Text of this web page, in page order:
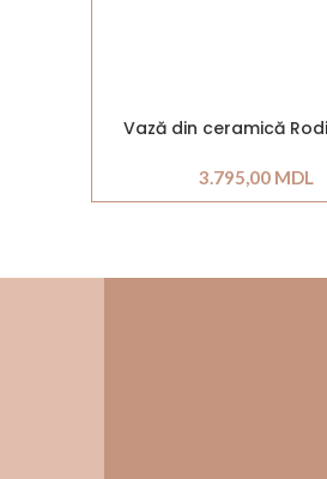
Vază din ceramică
3.795,00 MDL